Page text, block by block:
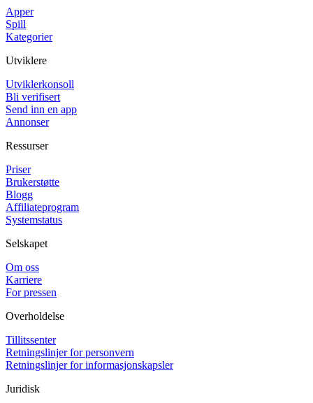
Apper
Spill
Kategorier
Utviklere
Utviklerkonsoll
Bli verifisert
Send inn en app
Annonser
Ressurser
Priser
Brukerstøtte
Blogg
Affiliateprogram
Systemstatus
Selskapet
Om oss
Karriere
For pressen
Overholdelse
Tillitssenter
Retningslinjer for personvern
Retningslinjer for informasjonskapsler
Juridisk